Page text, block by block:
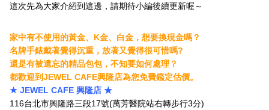
這次先為大家介紹到這邊，請期待小編後續更新喔～
家中有不使用的黃金、K金、白金，想要換現金嗎？
名牌手錶戴著覺得沉重，放著又覺得很可惜嗎?
還是有被遺忘的精品包包，不知要如何處理？
都歡迎到JEWEL CAFE興隆店為您免費鑑定估價。
★ JEWEL CAFE 興隆店 ★
116台北市興隆路三段17號(萬芳醫院站右轉步行3分)